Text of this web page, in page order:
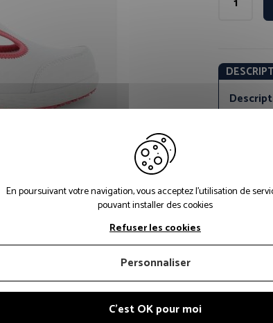
En poursuivant votre navigation, vous acceptez l'utilisation de
pouvant installer des cookies
C'est OK pour moi
Refuser les cookies
Personnaliser